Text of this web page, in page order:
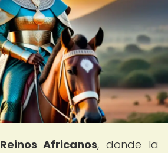
Reinos Africanos, donde la